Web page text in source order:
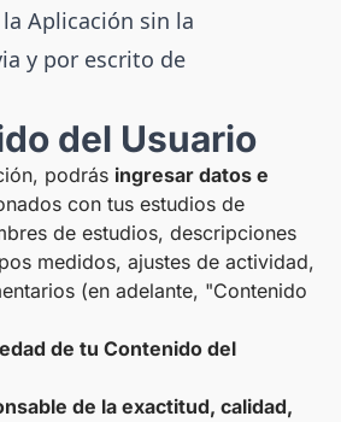
Aplicación sin la
y por escrito de
del Usuario
podrás ingresar datos e
con tus estudios de
de estudios, descripciones
medidos, ajustes de actividad,
(en adelante, "Contenido
de tu Contenido del
de la exactitud, calidad,